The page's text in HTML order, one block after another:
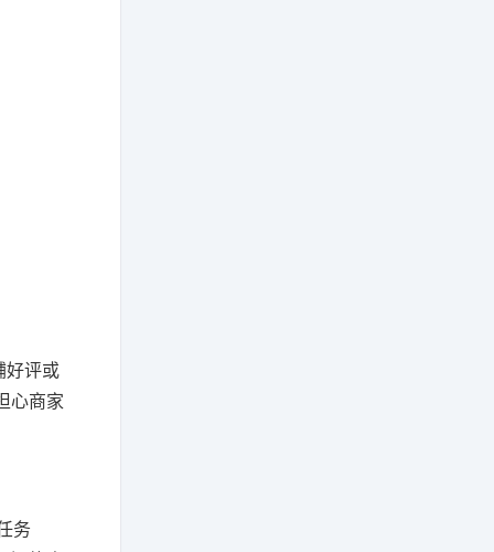
好评或
心商家
务